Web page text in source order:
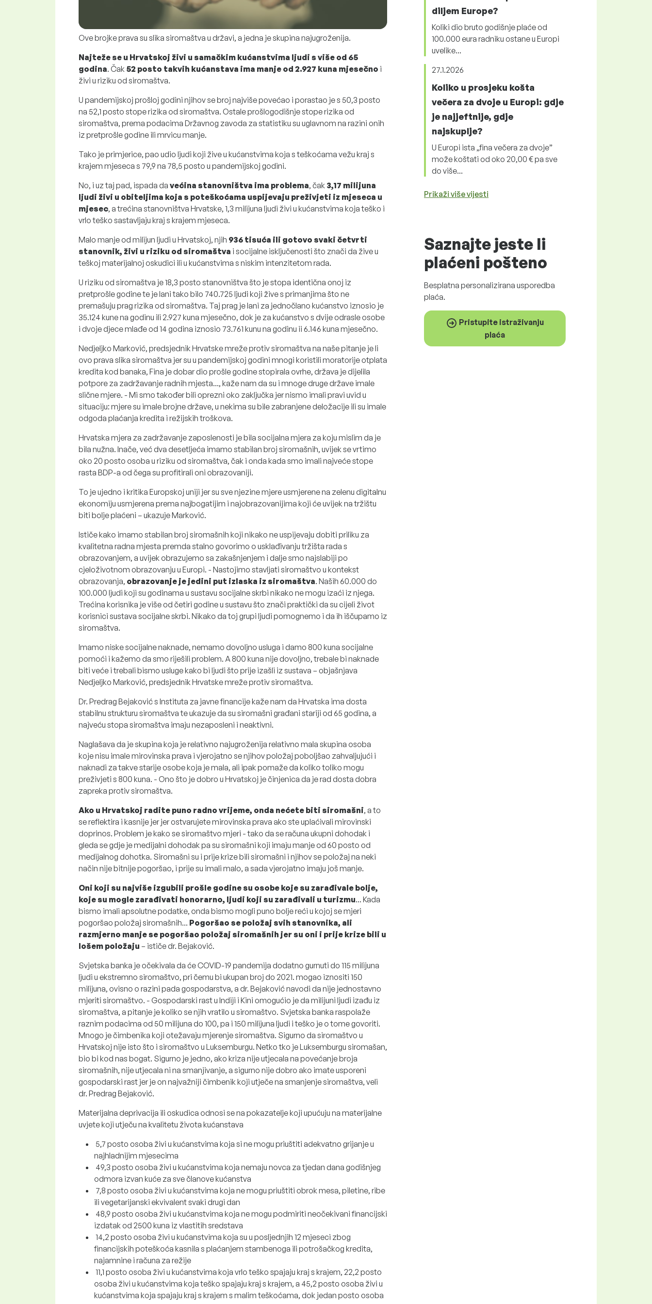
Ove brojke prava su slika siromaštva u državi, a jedna je skupina najugroženija.
Najteže se u Hrvatskoj živi u samačkim kućanstvima ljudi s više od 65
godina. Čak 52 posto takvih kućanstava ima manje od 2.927 kuna mjesečno i
živi u riziku od siromaštva.
U pandemijskoj prošloj godini njihov se broj najviše povećao i porastao je s 50,3 posto
na 52,1 posto stope rizika od siromaštva. Ostale prošlogodišnje stope rizika od
siromaštva, prema podacima Državnog zavoda za statistiku su uglavnom na razini onih
iz pretprošle godine ili mrvicu manje.
Tako je primjerice, pao udio ljudi koji žive u kućanstvima koja s teškoćama vežu kraj s
krajem mjeseca s 79,9 na 78,5 posto u pandemijskoj godini.
No, i uz taj pad, ispada da većina stanovništva ima problema, čak 3,17 milijuna
ljudi živi u obiteljima koja s poteškoćama uspijevaju preživjeti iz mjeseca u
mjesec, a trećina stanovništva Hrvatske, 1,3 milijuna ljudi živi u kućanstvima koja teško i
vrlo teško sastavljaju kraj s krajem mjeseca.
Malo manje od milijun ljudi u Hrvatskoj, njih 936 tisuća ili gotovo svaki četvrti
stanovnik, živi u riziku od siromaštva i socijalne isključenosti što znači da žive u
teškoj materijalnoj oskudici ili u kućanstvima s niskim intenzitetom rada.
U riziku od siromaštva je 18,3 posto stanovništva što je stopa identična onoj iz
pretprošle godine te je lani tako bilo 740.725 ljudi koji žive s primanjima što ne
premašuju prag rizika od siromaštva. Taj prag je lani za jednočlano kućanstvo iznosio je
35.124 kune na godinu ili 2.927 kuna mjesečno, dok je za kućanstvo s dvije odrasle osobe
i dvoje djece mlađe od 14 godina iznosio 73.761 kunu na godinu ii 6.146 kuna mjesečno.
Nedjeljko Marković, predsjednik Hrvatske mreže protiv siromaštva na naše pitanje je li
ovo prava slika siromaštva jer su u pandemijskoj godini mnogi koristili moratorije otplata
kredita kod banaka, Fina je dobar dio prošle godine stopirala ovrhe, država je dijelila
potpore za zadržavanje radnih mjesta..., kaže nam da su i mnoge druge države imale
slične mjere. - Mi smo također bili oprezni oko zaključka jer nismo imali pravi uvid u
situaciju: mjere su imale brojne države, u nekima su bile zabranjene deložacije ili su imale
odgoda plaćanja kredita i režijskih troškova.
Hrvatska mjera za zadržavanje zaposlenosti je bila socijalna mjera za koju mislim da je
bila nužna. Inače, već dva desetljeća imamo stabilan broj siromašnih, uvijek se vrtimo
oko 20 posto osoba u riziku od siromaštva, čak i onda kada smo imali najveće stope
rasta BDP-a od čega su profitirali oni obrazovaniji.
To je ujedno i kritika Europskoj uniji jer su sve njezine mjere usmjerene na zelenu digitalnu
ekonomiju usmjerena prema najbogatijim i najobrazovanijima koji će uvijek na tržištu
biti bolje plaćeni – ukazuje Marković.
Ističe kako imamo stabilan broj siromašnih koji nikako ne uspijevaju dobiti priliku za
kvalitetna radna mjesta premda stalno govorimo o usklađivanju tržišta rada s
obrazovanjem, a uvijek obrazujemo sa zakašnjenjem i dalje smo najslabiji po
cjeloživotnom obrazovanju u Europi. - Nastojimo stavljati siromaštvo u kontekst
obrazovanja, obrazovanje je jedini put izlaska iz siromaštva. Naših 60.000 do
100.000 ljudi koji su godinama u sustavu socijalne skrbi nikako ne mogu izaći iz njega.
Trećina korisnika je više od četiri godine u sustavu što znači praktički da su cijeli život
korisnici sustava socijalne skrbi. Nikako da toj grupi ljudi pomognemo i da ih iščupamo iz
siromaštva.
Imamo niske socijalne naknade, nemamo dovoljno usluga i damo 800 kuna socijalne
pomoći i kažemo da smo riješili problem. A 800 kuna nije dovoljno, trebale bi naknade
biti veće i trebali bismo usluge kako bi ljudi što prije izašli iz sustava – objašnjava
Nedjeljko Marković, predsjednik Hrvatske mreže protiv siromaštva.
Dr. Predrag Bejaković s Instituta za javne financije kaže nam da Hrvatska ima dosta
stabilnu strukturu siromaštva te ukazuje da su siromašni građani stariji od 65 godina, a
najveću stopa siromaštva imaju nezaposleni i neaktivni.
Naglašava da je skupina koja je relativno najugroženija relativno mala skupina osoba
koje nisu imale mirovinska prava i vjerojatno se njihov položaj poboljšao zahvaljujući i
naknadi za takve starije osobe koja je mala, ali ipak pomaže da koliko toliko mogu
preživjeti s 800 kuna. - Ono što je dobro u Hrvatskoj je činjenica da je rad dosta dobra
zapreka protiv siromaštva.
Ako u Hrvatskoj radite puno radno vrijeme, onda nećete biti siromašni, a to
se reflektira i kasnije jer jer ostvarujete mirovinska prava ako ste uplaćivali mirovinski
doprinos. Problem je kako se siromaštvo mjeri - tako da se računa ukupni dohodak i
gleda se gdje je medijalni dohodak pa su siromašni koji imaju manje od 60 posto od
medijalnog dohotka. Siromašni su i prije krize bili siromašni i njihov se položaj na neki
način nije bitnije pogoršao, i prije su imali malo, a sada vjerojatno imaju još manje.
Oni koji su najviše izgubili prošle godine su osobe koje su zarađivale bolje,
koje su mogle zarađivati honorarno, ljudi koji su zarađivali u turizmu... Kada
bismo imali apsolutne podatke, onda bismo mogli puno bolje reći u kojoj se mjeri
pogoršao položaj siromašnih... Pogoršao se položaj svih stanovnika, ali
razmjerno manje se pogoršao položaj siromašnih jer su oni i prije krize bili u
lošem položaju – ističe dr. Bejaković.
Svjetska banka je očekivala da će COVID-19 pandemija dodatno gurnuti do 115 milijuna
ljudi u ekstremno siromaštvo, pri čemu bi ukupan broj do 2021. mogao iznositi 150
milijuna, ovisno o razini pada gospodarstva, a dr. Bejaković navodi da nije jednostavno
mjeriti siromaštvo. - Gospodarski rast u Indiji i Kini omogućio je da milijuni ljudi izađu iz
siromaštva, a pitanje je koliko se njih vratilo u siromaštvo. Svjetska banka raspolaže
raznim podacima od 50 milijuna do 100, pa i 150 milijuna ljudi i teško je o tome govoriti.
Mnogo je čimbenika koji otežavaju mjerenje siromaštva. Sigurno da siromaštvo u
Hrvatskoj nije isto što i siromaštvo u Luksemburgu. Netko tko je Luksemburgu siromašan,
bio bi kod nas bogat. Sigurno je jedno, ako kriza nije utjecala na povećanje broja
siromašnih, nije utjecala ni na smanjivanje, a sigurno nije dobro ako imate usporeni
gospodarski rast jer je on najvažniji čimbenik koji utječe na smanjenje siromaštva, veli
dr. Predrag Bejaković.
Materijalna deprivacija ili oskudica odnosi se na pokazatelje koji upućuju na materijalne
uvjete koji utječu na kvalitetu života kućanstava
5,7 posto osoba živi u kućanstvima koja si ne mogu priuštiti adekvatno grijanje u
najhladnijim mjesecima
49,3 posto osoba živi u kućanstvima koja nemaju novca za tjedan dana godišnjeg
odmora izvan kuće za sve članove kućanstva
7,8 posto osoba živi u kućanstvima koja ne mogu priuštiti obrok mesa, piletine, ribe
ili vegetarijanski ekvivalent svaki drugi dan
48,9 posto osoba živi u kućanstvima koja ne mogu podmiriti neočekivani financijski
izdatak od 2500 kuna iz vlastitih sredstava
14,2 posto osoba živi u kućanstvima koja su u posljednjih 12 mjeseci zbog
financijskih poteškoća kasnila s plaćanjem stambenoga ili potrošačkog kredita,
najamnine i računa za režije
11,1 posto osoba živi u kućanstvima koja vrlo teško spajaju kraj s krajem, 22,2 posto
osoba živi u kućanstvima koja teško spajaju kraj s krajem, a 45,2 posto osoba živi u
kućanstvima koja spajaju kraj s krajem s malim teškoćama, dok jedan posto osoba
diljem Europe?
Koliki dio bruto godišnje plaće od
100.000 eura radniku ostane u Europi
uvelike...
27.1.2026
Koliko u prosjeku košta
večera za dvoje u Europi: gdje
je najjeftnije, gdje
najskuplje?
U Europi ista „fina večera za dvoje”
može koštati od oko 20,00 € pa sve
do više...
Prikaži više vijesti
Saznajte jeste li
plaćeni pošteno
Besplatna personalizirana usporedba
plaća.
Pristupite istraživanju
plaća